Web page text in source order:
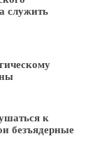
служить
к
безъядерные